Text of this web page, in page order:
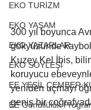
EKO TURİZM
EKO YAŞAM
EKO YAZARLAR
EKO SÖYLEŞİ
EE YEŞİL ÇEMBER
EE Gönüllülük
300 yıl boyunca
gökyüzünde
Kuzey Kel İbis,
koruyucu
yeniden uçmayı
geniş bir